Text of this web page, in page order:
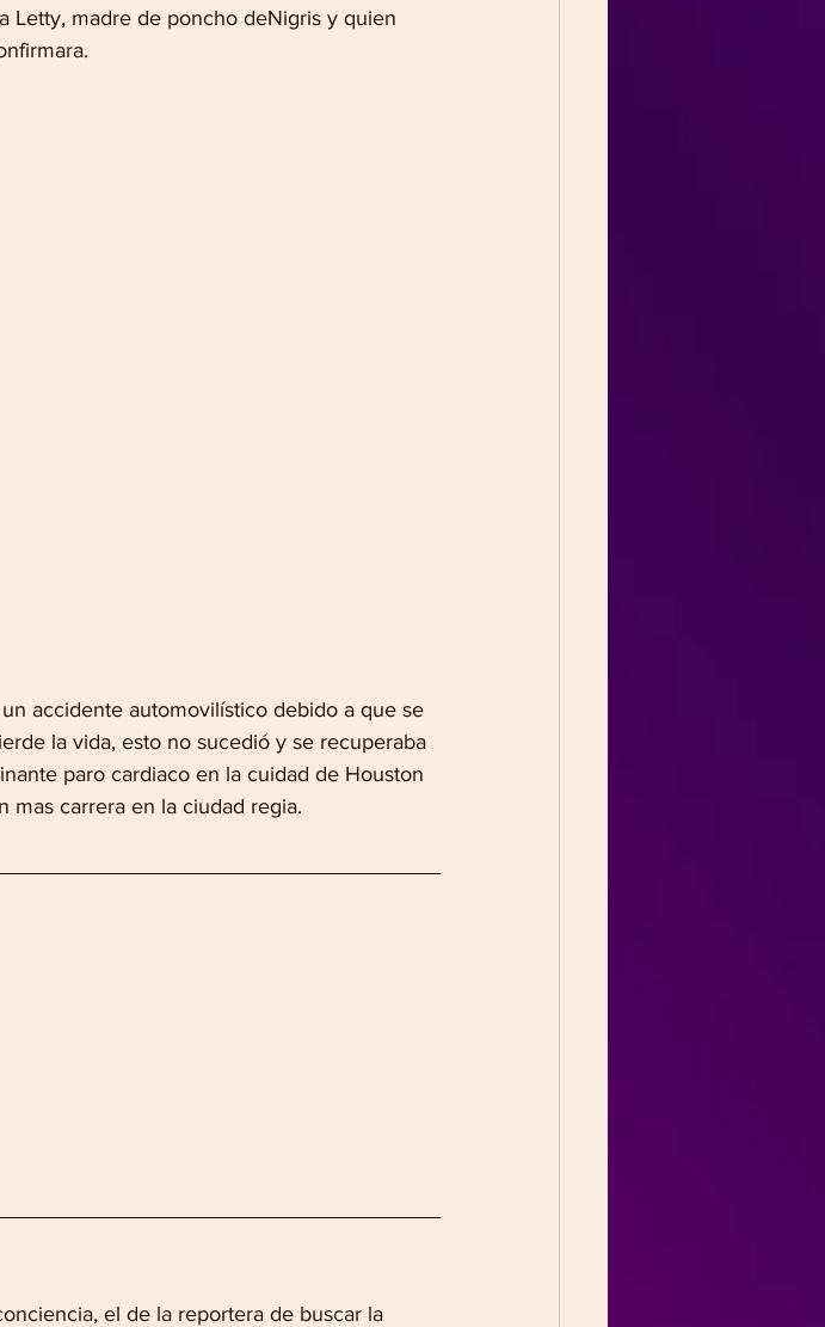
Letty, madre de poncho deNigris y quien
accidente automovilístico debido a que se
la vida, esto no sucedió y se recuperaba
paro cardiaco en la cuidad de Houston
mas carrera en la ciudad regia.
el de la reportera de buscar la